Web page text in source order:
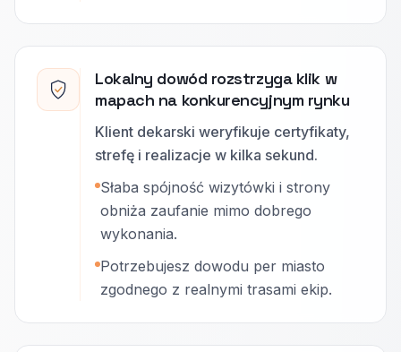
Lokalny dowód rozstrzyga klik w
mapach na konkurencyjnym rynku
Klient dekarski weryfikuje certyfikaty,
strefę i realizacje w kilka sekund.
Słaba spójność wizytówki i strony
obniża zaufanie mimo dobrego
wykonania.
Potrzebujesz dowodu per miasto
zgodnego z realnymi trasami ekip.